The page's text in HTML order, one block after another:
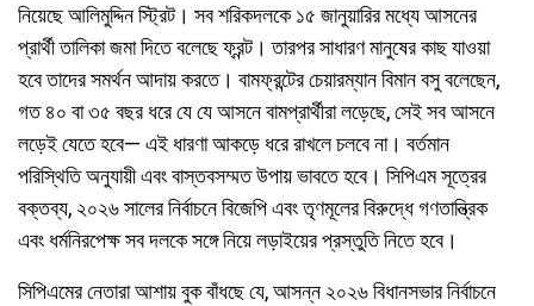
নিয়েছে আলিমুদ্দিন স্ট্রিট। সব শরিকদলকে ১৫ জানুয়ারির মধ্যে আসনের
প্রার্থী তালিকা জমা দিতে বলেছে ফ্রন্ট। তারপর সাধারণ মানুষের কাছ যাওয়া
হবে তাদের সমর্থন আদায় করতে। বামফ্রন্টের চেয়ারম্যান বিমান বসু বলেছেন,
গত ৪০ বা ৩৫ বছর ধরে যে যে আসনে বামপ্রার্থীরা লড়েছে, সেই সব আসনে
লড়েই যেতে হবে— এই ধারণা আকড়ে ধরে রাখলে চলবে না। বর্তমান
পরিস্থিতি অনুযায়ী এবং বাস্তবসম্মত উপায় ভাবতে হবে। সিপিএম সূত্রের
বক্তব্য, ২০২৬ সালের নির্বাচনে বিজেপি এবং তৃণমূলের বিরুদ্ধে গণতান্ত্রিক
এবং ধর্মনিরপেক্ষ সব দলকে সঙ্গে নিয়ে লড়াইয়ের প্রস্তুতি নিতে হবে।
সিপিএমের নেতারা আশায় বুক বাঁধছে যে, আসন্ন ২০২৬ বিধানসভার নির্বাচনে